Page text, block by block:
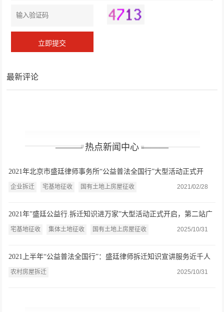
最新评论
——— 热点新闻中心 ———
2021年北京市盛廷律师事务所“公益普法全国行”大型活动正式开
启，首站陕西西安
企业拆迁 宅基地征收 国有土地上房屋征收 2021/02/28
2021年”盛廷公益行.拆迁知识进万家”大型活动正式开启，第二站广
东惠州
宅基地征收 集体土地征收 国有土地上房屋征收 2025/10/31
2021上半年“公益普法全国行”：盛廷律师拆迁知识宣讲服务近千人
农村房屋拆迁 2025/10/31